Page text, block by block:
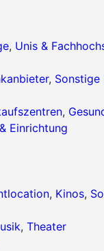
, Unis &
, Sonstige
,
Einrichtung
, Kinos,
, Theater